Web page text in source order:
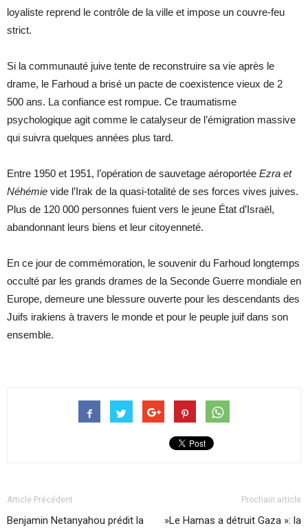
loyaliste reprend le contrôle de la ville et impose un couvre-feu
strict.
Si la communauté juive tente de reconstruire sa vie après le
drame, le Farhoud a brisé un pacte de coexistence vieux de 2
500 ans. La confiance est rompue. Ce traumatisme
psychologique agit comme le catalyseur de l’émigration massive
qui suivra quelques années plus tard.
Entre 1950 et 1951, l’opération de sauvetage aéroportée Ezra et
Néhémie vide l’Irak de la quasi-totalité de ses forces vives juives.
Plus de 120 000 personnes fuient vers le jeune État d’Israël,
abandonnant leurs biens et leur citoyenneté.
En ce jour de commémoration, le souvenir du Farhoud longtemps
occulté par les grands drames de la Seconde Guerre mondiale en
Europe, demeure une blessure ouverte pour les descendants des
Juifs irakiens à travers le monde et pour le peuple juif dans son
ensemble.
Article Précédent
Benjamin Netanyahou prédit la
Prochain article
»Le Hamas a détruit Gaza »: la